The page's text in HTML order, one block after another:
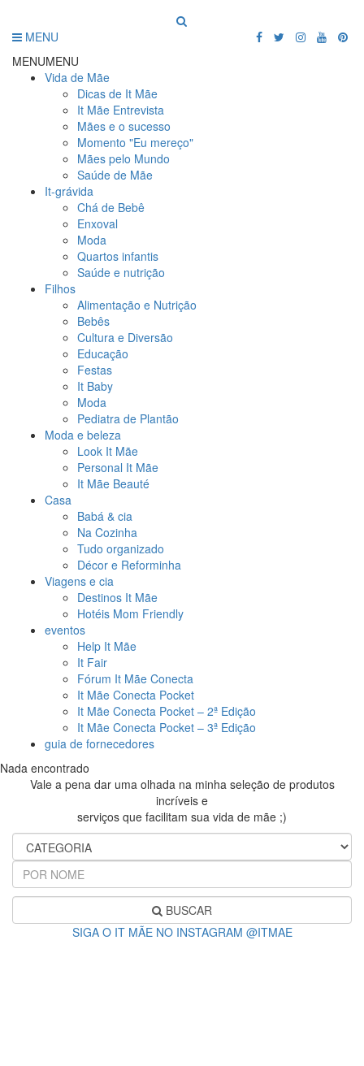
MENU
MENUMENU
Vida de Mãe
Dicas de It Mãe
It Mãe Entrevista
Mães e o sucesso
Momento "Eu mereço"
Mães pelo Mundo
Saúde de Mãe
It-grávida
Chá de Bebê
Enxoval
Moda
Quartos infantis
Saúde e nutrição
Filhos
Alimentação e Nutrição
Bebês
Cultura e Diversão
Educação
Festas
It Baby
Moda
Pediatra de Plantão
Moda e beleza
Look It Mãe
Personal It Mãe
It Mãe Beauté
Casa
Babá & cia
Na Cozinha
Tudo organizado
Décor e Reforminha
Viagens e cia
Destinos It Mãe
Hotéis Mom Friendly
eventos
Help It Mãe
It Fair
Fórum It Mãe Conecta
It Mãe Conecta Pocket
It Mãe Conecta Pocket – 2ª Edição
It Mãe Conecta Pocket – 3ª Edição
guia de fornecedores
Nada encontrado
Vale a pena dar uma olhada na minha seleção de produtos
incríveis e
serviços que facilitam sua vida de mãe ;)
BUSCAR
SIGA O IT MÃE NO INSTAGRAM @ITMAE